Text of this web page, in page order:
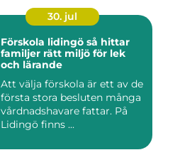
30. jul
Förskola lidingö så hittar
familjer rätt miljö för lek
och lärande
Att välja förskola är ett av de
första stora besluten många
vårdnadshavare fattar. På
Lidingö finns ...